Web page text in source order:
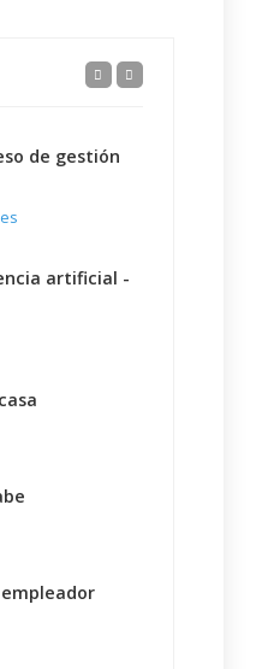
de gestión
artificial -